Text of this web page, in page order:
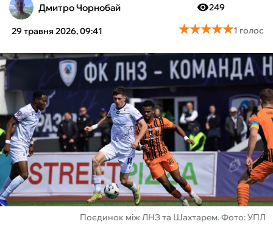
ТЕНІС
КІБЕРСПОРТ
ЧС-2026
ФУТЗАЛ
ІНШІ
БУКМЕКЕРИ
Дмитро Чорнобай
29 травня 2026, 09:41
249
★★★★★
★★★★★1 голос
Поєдинок між ЛНЗ та Шахтарем. Фото: УПЛ